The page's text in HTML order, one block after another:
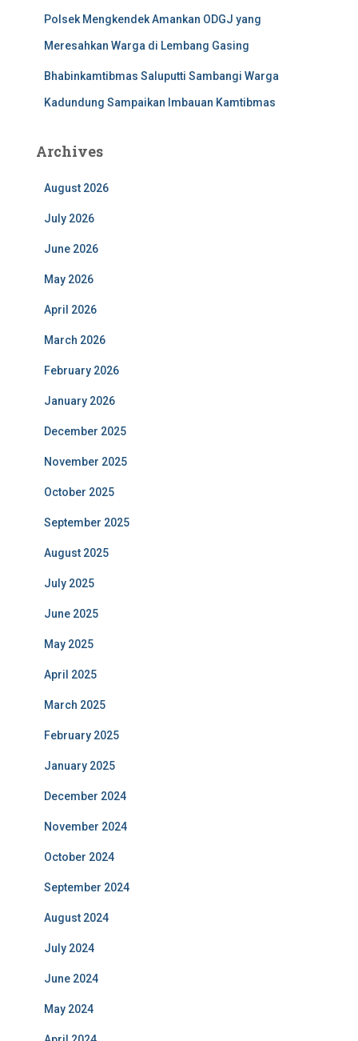
Polsek Mengkendek Amankan ODGJ yang
Meresahkan Warga di Lembang Gasing
Bhabinkamtibmas Saluputti Sambangi Warga
Kadundung Sampaikan Imbauan Kamtibmas
Archives
August 2026
July 2026
June 2026
May 2026
April 2026
March 2026
February 2026
January 2026
December 2025
November 2025
October 2025
September 2025
August 2025
July 2025
June 2025
May 2025
April 2025
March 2025
February 2025
January 2025
December 2024
November 2024
October 2024
September 2024
August 2024
July 2024
June 2024
May 2024